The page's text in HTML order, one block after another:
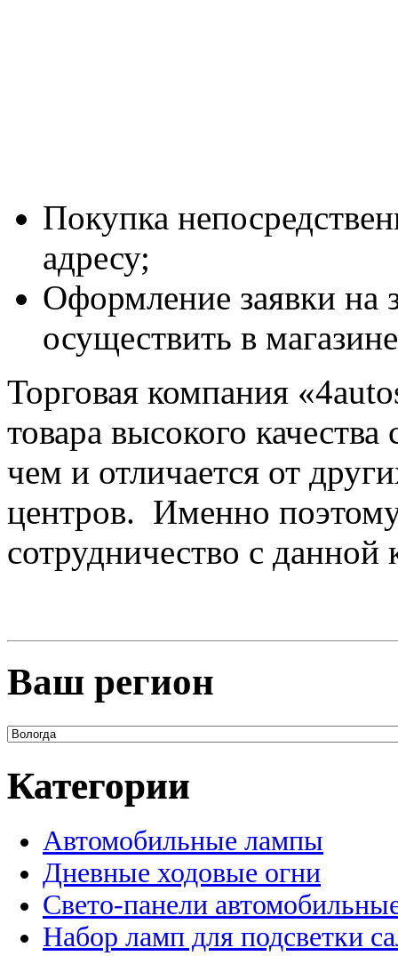
Покупка
адресу;
Оформление заявки на
осуществить в
Торговая компания
товара высокого
чем и отличается от
центров. Именно
сотрудничество с данной
Ваш регион
Категории
Автомобильные лампы
Дневные ходовые огни
Свето-панели
Набор ламп для подсветки